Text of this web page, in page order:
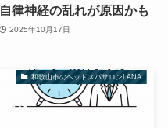
自律神経の乱れが原因かも
2025年10月17日
和歌山市のヘッドスパサロンLANA